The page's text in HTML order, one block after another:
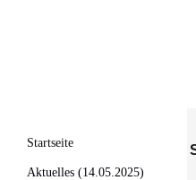
Startseite
Aktuelles (14.05.2025)